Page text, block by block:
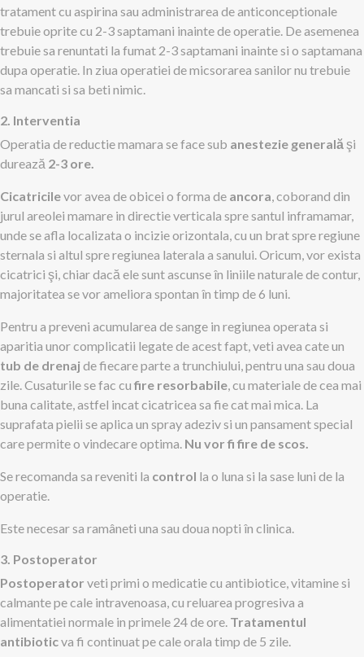
tratament cu aspirina sau administrarea de anticonceptionale
trebuie oprite cu 2-3 saptamani inainte de operatie. De asemenea
trebuie sa renuntati la fumat 2-3 saptamani inainte si o saptamana
dupa operatie. In ziua operatiei de micsorarea sanilor nu trebuie
sa mancati si sa beti nimic.
2. Interventia
Operatia de reductie mamara se face sub anestezie generalăşi
durează 2-3 ore.
Cicatricilevor avea de obicei o forma de ancora, coborand din
jurul areolei mamare in directie verticala spre santul inframamar,
unde se afla localizata o incizie orizontala, cu un brat spre regiune
sternala si altul spre regiunea laterala a sanului. Oricum, vor exista
cicatrici şi, chiar dacă ele sunt ascunse în liniile naturale de contur,
majoritatea se vor ameliora spontan în timp de 6 luni.
Pentru a preveni acumularea de sange in regiunea operata si
aparitia unor complicatii legate de acest fapt, veti avea cate un
tub de drenajde fiecare parte a trunchiului, pentru una sau doua
zile. Cusaturile se fac cu fire resorbabile, cu materiale de cea mai
buna calitate, astfel incat cicatricea sa fie cat mai mica. La
suprafata pielii se aplica un spray adeziv si un pansament special
care permite o vindecare optima. Nu vor fi fire de scos.
Se recomanda sa reveniti la control la o luna si la sase luni de la
operatie.
Este necesar sa ramâneti una sau doua nopti în clinica.
3. Postoperator
Postoperator veti primi o medicatie cu antibiotice, vitamine si
calmante pe cale intravenoasa, cu reluarea progresiva a
alimentatiei normale in primele 24 de ore. Tratamentul
antibioticva fi continuat pe cale orala timp de 5 zile.